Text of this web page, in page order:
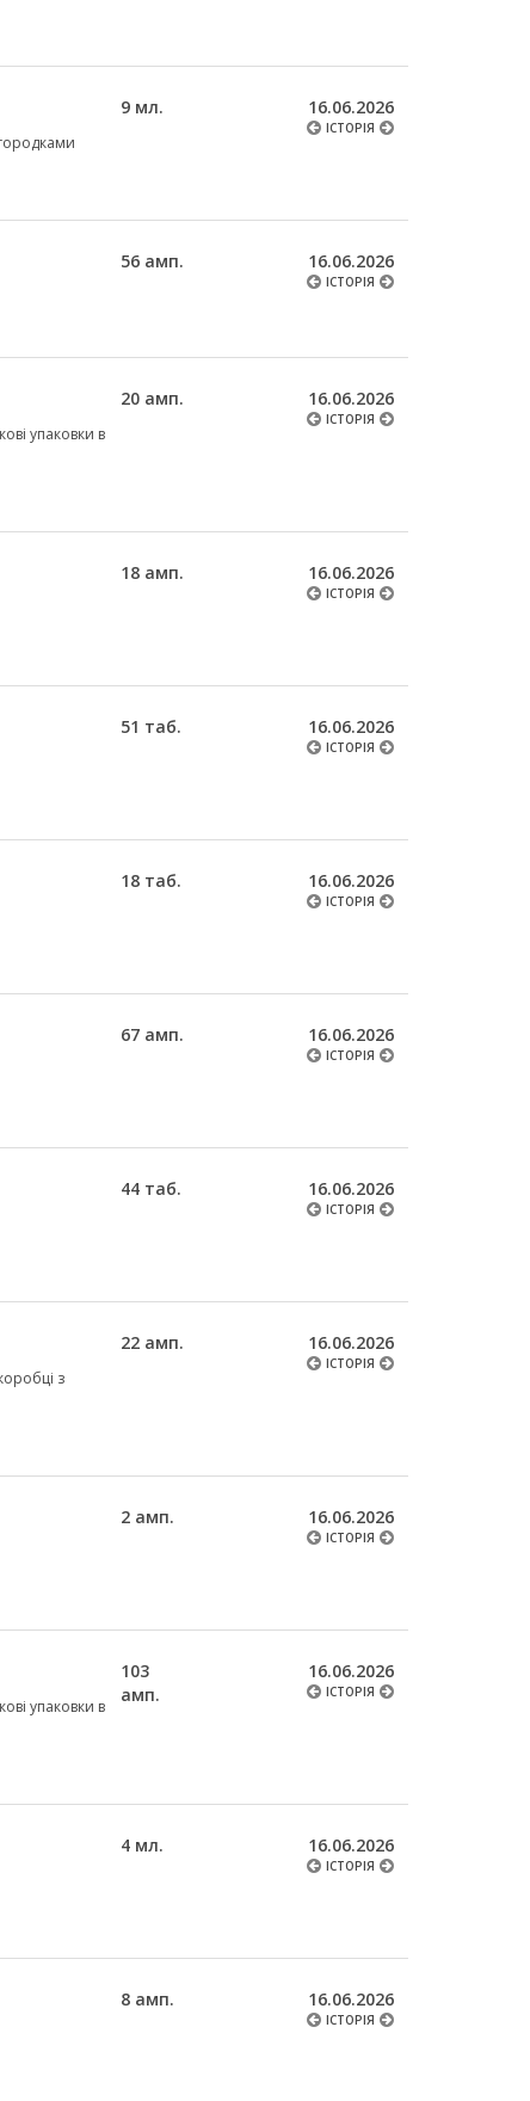
9 мл. 16.06.2026
ІСТОРІЯ
56 амп. 16.06.2026
ІСТОРІЯ
упаковки в
20 амп. 16.06.2026
ІСТОРІЯ
18 амп. 16.06.2026
ІСТОРІЯ
51 таб. 16.06.2026
ІСТОРІЯ
18 таб. 16.06.2026
ІСТОРІЯ
67 амп. 16.06.2026
ІСТОРІЯ
44 таб. 16.06.2026
ІСТОРІЯ
з
22 амп. 16.06.2026
ІСТОРІЯ
2 амп. 16.06.2026
ІСТОРІЯ
упаковки в
103
амп.
16.06.2026
ІСТОРІЯ
4 мл. 16.06.2026
ІСТОРІЯ
8 амп. 16.06.2026
ІСТОРІЯ